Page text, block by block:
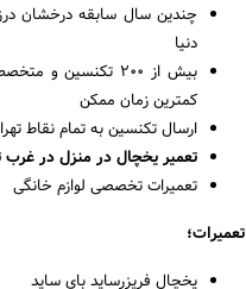
چندین سال سابقه درخشان
دنیا
بیش از ۲۰۰
کمترین زمان ممکن
ارسال تکنسین به تمام نقاط
تعمیر یخچال در منزل در غرب
تعمیرات تخصصی لوازم خانگی
تعمیرات؛
یخچال فریزرساید بای ساید